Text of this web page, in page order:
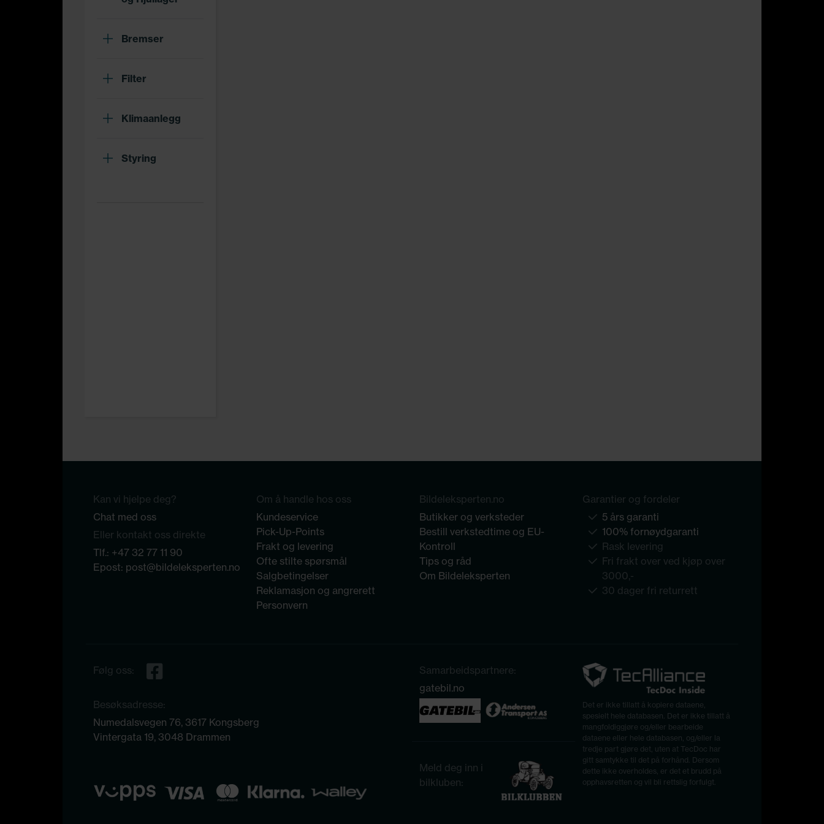
Bremser
Filter
Klimaanlegg
Styring
Kan vi hjelpe deg?
Chat med oss
Eller kontakt oss direkte
Tlf.: +47 32 77 11 90
Epost: post@bildeleksperten.no
Om å handle hos oss
Kundeservice
Pick-Up-Points
Frakt og levering
Ofte stilte spørsmål
Salgbetingelser
Reklamasjon og angrerett
Personvern
Bildeleksperten.no
Butikker og verksteder
Bestill verkstedtime og EU-
Kontroll
Tips og råd
Om Bildeleksperten
Garantier og fordeler
5 års garanti
100% fornøydgaranti
Rask levering
Fri frakt over ved kjøp over
3000,-
30 dager fri returrett
Følg oss:
Besøksadresse:
Numedalsvegen 76, 3617 Kongsberg
Vintergata 19, 3048 Drammen
Samarbeidspartnere:
gatebil.no
Meld deg inn i
bilkluben:
Det er ikke tillatt å kopiere dataene,
spesielt hele databasen. Det er ikke tillatt å
mangfoldiggjøre og/eller bearbeide
dataene eller hele databasen, og/eller la
tredje part gjøre det, uten at TecDoc har
gitt samtykke til det på forhånd. Dersom
dette ikke overholdes, er det et brudd på
opphavsretten og vil bli rettslig forfulgt.